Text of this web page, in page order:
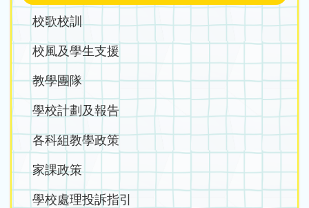
校歌校訓
校風及學生支援
教學團隊
學校計劃及報告
各科組教學政策
家課政策
學校處理投訴指引